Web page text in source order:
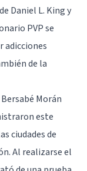
Daniel L. King y
PVP se
de la
Morán
este
ciudades de
Al realizarse el